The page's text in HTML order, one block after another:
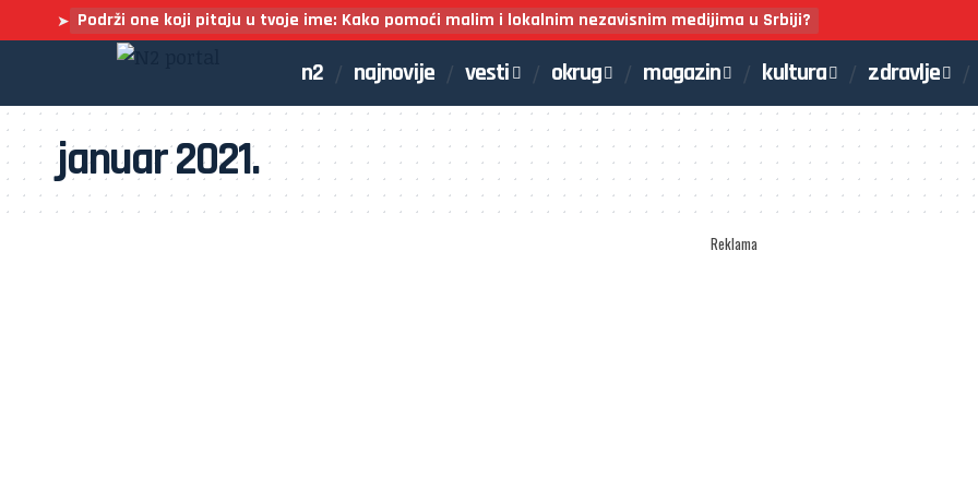
➤ Podrži one koji pitaju u tvoje ime: Kako pomoći malim i lokalnim nezavisnim medijima u Srbiji?
n2 najnovije vesti okrug magazin kultura zdravlje
januar 2021.
Reklama